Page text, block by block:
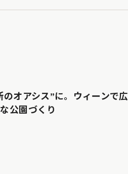
のオアシス”に。ウィーンで広
公園づくり